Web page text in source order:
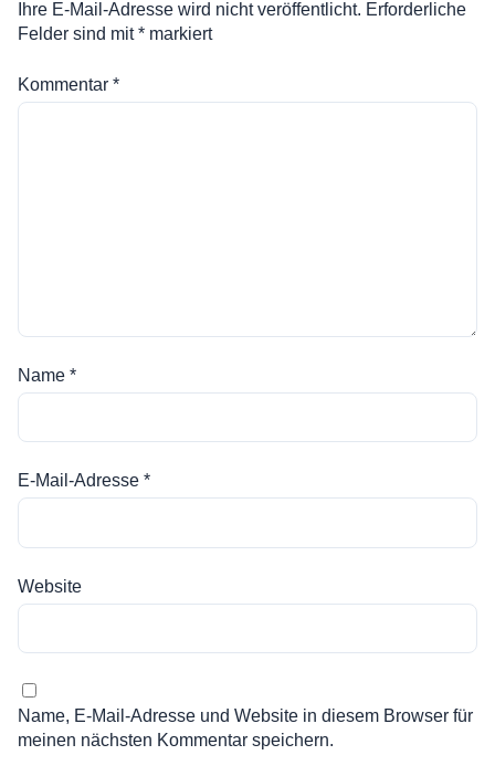
Ihre E-Mail-Adresse wird nicht veröffentlicht. Erforderliche
Felder sind mit* markiert
Kommentar *
Name *
E-Mail-Adresse *
Website
Name, E-Mail-Adresse und Website in diesem Browser für
meinen nächsten Kommentar speichern.